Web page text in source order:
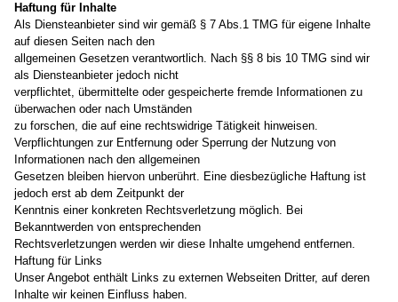
Haftung für Inhalte
Als Diensteanbieter sind wir gemäß § 7 Abs.1 TMG für eigene Inhalte
auf diesen Seiten nach den
allgemeinen Gesetzen verantwortlich. Nach §§ 8 bis 10 TMG sind wir
als Diensteanbieter jedoch nicht
verpflichtet, übermittelte oder gespeicherte fremde Informationen zu
überwachen oder nach Umständen
zu forschen, die auf eine rechtswidrige Tätigkeit hinweisen.
Verpflichtungen zur Entfernung oder Sperrung der Nutzung von
Informationen nach den allgemeinen
Gesetzen bleiben hiervon unberührt. Eine diesbezügliche Haftung ist
jedoch erst ab dem Zeitpunkt der
Kenntnis einer konkreten Rechtsverletzung möglich. Bei
Bekanntwerden von entsprechenden
Rechtsverletzungen werden wir diese Inhalte umgehend entfernen.
Haftung für Links
Unser Angebot enthält Links zu externen Webseiten Dritter, auf deren
Inhalte wir keinen Einfluss haben.